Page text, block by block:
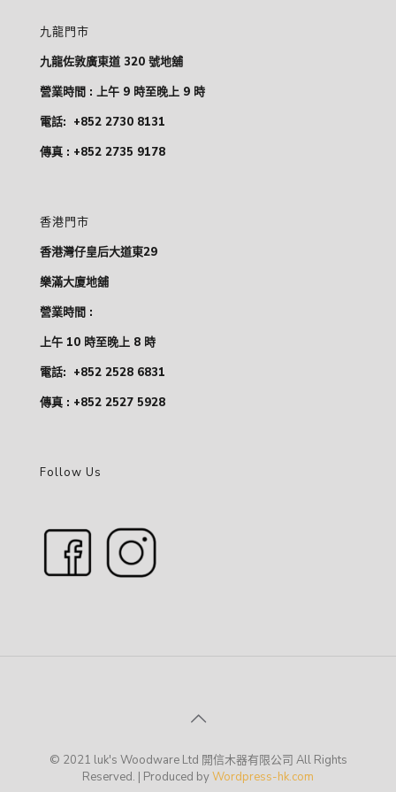
九龍門市
九龍佐敦廣東道 320 號地舖
營業時間 : 上午 9 時至晚上 9 時
電話: +852 2730 8131
傳真 : +852 2735 9178
香港門市
香港灣仔皇后大道東29
樂滿大廈地舖
營業時間 :
上午 10 時至晚上 8 時
電話: +852 2528 6831
傳真 : +852 2527 5928
Follow Us
© 2021 luk's Woodware Ltd 開信木器有限公司 All Rights
Reserved. | Produced byWordpress-hk.com